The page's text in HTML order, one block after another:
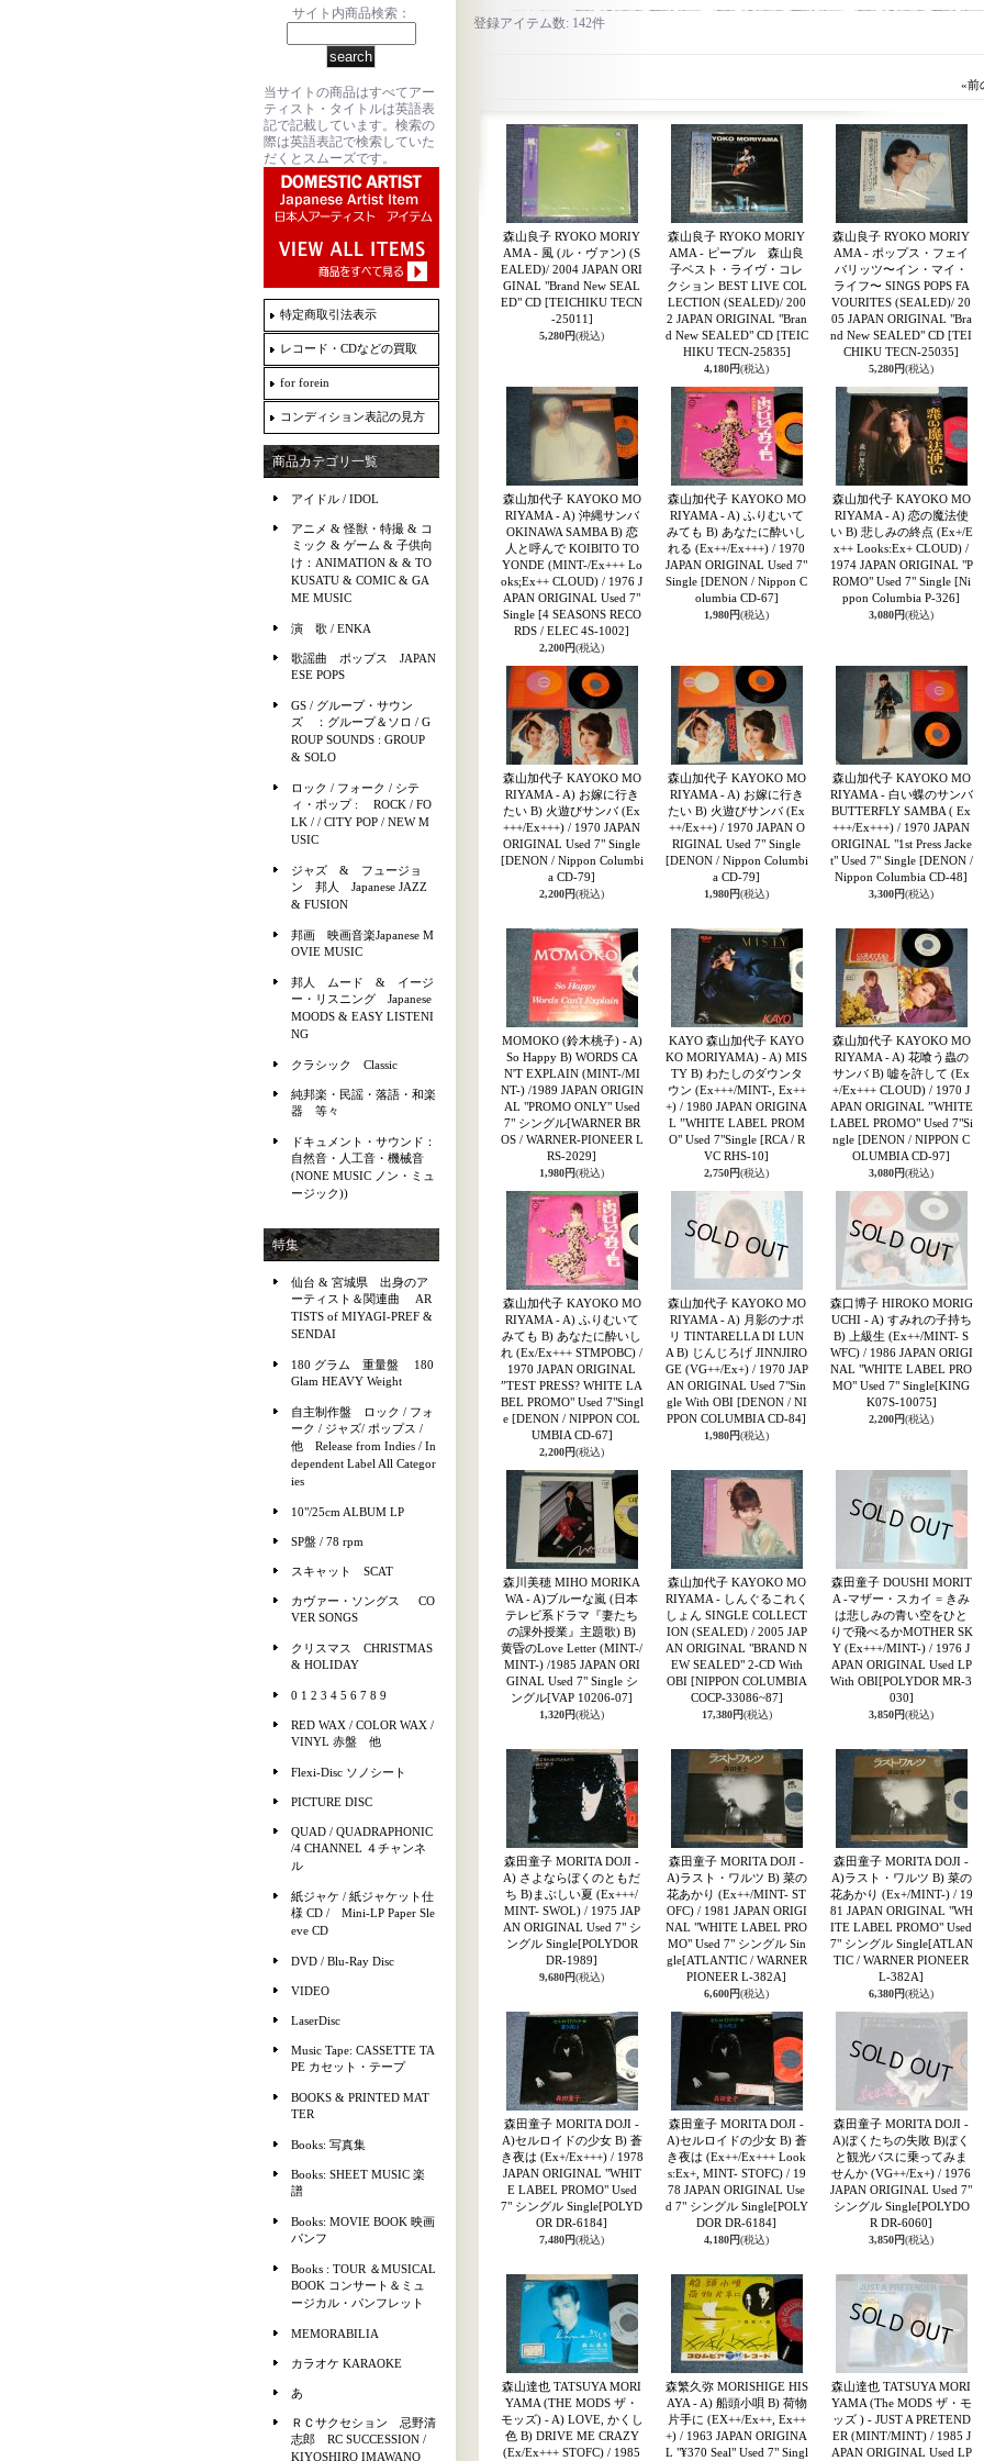
サイト内商品検索：
当サイトの商品はすべてアー
ティスト・タイトルは英語表
記で記載しています。検索の
際は英語表記で検索していた
だくとスムーズです。
特定商取引法表示
レコード・CDなどの買取
for forein
コンディション表記の見方
商品カテゴリ一覧
アイドル / IDOL
アニメ & 怪獣・特撮 & コ
ミック & ゲーム & 子供向
け：ANIMATION & & TO
KUSATU & COMIC & GA
ME MUSIC
演 歌 / ENKA
歌謡曲 ポップス JAPAN
ESE POPS
GS / グループ・サウン
ズ ：グループ＆ソロ / G
ROUP SOUNDS : GROUP
& SOLO
ロック / フォーク / シテ
ィ・ポップ : ROCK / FO
LK / / CITY POP / NEW M
USIC
ジャズ & フュージョ
ン 邦人 Japanese JAZZ
& FUSION
邦画 映画音楽Japanese M
OVIE MUSIC
邦人 ムード & イージ
ー・リスニング Japanese
MOODS & EASY LISTENI
NG
クラシック Classic
純邦楽・民謡・落語・和楽
器 等々
ドキュメント・サウンド：
自然音・人工音・機械音
(NONE MUSIC ノン・ミュ
ージック))
特集
仙台 & 宮城県 出身のア
ーティスト＆関連曲 AR
TISTS of MIYAGI-PREF &
SENDAI
180 グラム 重量盤 180
Glam HEAVY Weight
自主制作盤 ロック / フォ
ーク / ジャズ/ ポップス /
他 Release from Indies / In
dependent Label All Categor
ies
10"/25cm ALBUM LP
SP盤 / 78 rpm
スキャット SCAT
カヴァー・ソングス CO
VER SONGS
クリスマス CHRISTMAS
& HOLIDAY
0 1 2 3 4 5 6 7 8 9
RED WAX / COLOR WAX /
VINYL 赤盤 他
Flexi-Disc ソノシート
PICTURE DISC
QUAD / QUADRAPHONIC
/4 CHANNEL ４チャンネ
ル
紙ジャケ / 紙ジャケット仕
様 CD / Mini-LP Paper Sle
eve CD
DVD / Blu-Ray Disc
VIDEO
LaserDisc
Music Tape: CASSETTE TA
PE カセット・テープ
BOOKS & PRINTED MAT
TER
Books: 写真集
Books: SHEET MUSIC 楽
譜
Books: MOVIE BOOK 映画
パンフ
Books : TOUR ＆MUSICAL
BOOK コンサート＆ミュ
ージカル・パンフレット
MEMORABILIA
カラオケ KARAOKE
あ
ＲＣサクセション 忌野清
志郎 RC SUCCESSION /
KIYOSHIRO IMAWANO
登録アイテム数:142件
«前
森山良子 RYOKO MORIY
AMA - 風 (ル・ヴァン) (S
EALED)/ 2004 JAPAN ORI
GINAL "Brand New SEAL
ED" CD [TEICHIKU TECN
-25011]
5,280円(税込)
森山良子 RYOKO MORIY
AMA - ピープル 森山良
子ベスト・ライヴ・コレ
クション BEST LIVE COL
LECTION (SEALED)/ 200
2 JAPAN ORIGINAL "Bran
d New SEALED" CD [TEIC
HIKU TECN-25835]
4,180円(税込)
森山良子 RYOKO MORIY
AMA - ポップス・フェイ
バリッツ〜イン・マイ・
ライフ〜 SINGS POPS FA
VOURITES (SEALED)/ 20
05 JAPAN ORIGINAL "Bra
nd New SEALED" CD [TEI
CHIKU TECN-25035]
5,280円(税込)
森山加代子 KAYOKO MO
RIYAMA - A) 沖縄サンバ
OKINAWA SAMBA B) 恋
人と呼んで KOIBITO TO
YONDE (MINT-/Ex+++ Lo
oks;Ex++ CLOUD) / 1976 J
APAN ORIGINAL Used 7"
Single [4 SEASONS RECO
RDS / ELEC 4S-1002]
2,200円(税込)
森山加代子 KAYOKO MO
RIYAMA - A) ふりむいて
みても B) あなたに酔いし
れる (Ex++/Ex+++) / 1970
JAPAN ORIGINAL Used 7"
Single [DENON / Nippon C
olumbia CD-67]
1,980円(税込)
森山加代子 KAYOKO MO
RIYAMA - A) 恋の魔法使
い B) 悲しみの終点 (Ex+/E
x++ Looks:Ex+ CLOUD) /
1974 JAPAN ORIGINAL "P
ROMO" Used 7" Single [Ni
ppon Columbia P-326]
3,080円(税込)
森山加代子 KAYOKO MO
RIYAMA - A) お嫁に行き
たい B) 火遊びサンバ (Ex
+++/Ex+++) / 1970 JAPAN
ORIGINAL Used 7" Single
[DENON / Nippon Columbi
a CD-79]
2,200円(税込)
森山加代子 KAYOKO MO
RIYAMA - A) お嫁に行き
たい B) 火遊びサンバ (Ex
++/Ex++) / 1970 JAPAN O
RIGINAL Used 7" Single
[DENON / Nippon Columbi
a CD-79]
1,980円(税込)
森山加代子 KAYOKO MO
RIYAMA - 白い蝶のサンバ
BUTTERFLY SAMBA ( Ex
+++/Ex+++) / 1970 JAPAN
ORIGINAL "1st Press Jacke
t" Used 7" Single [DENON /
Nippon Columbia CD-48]
3,300円(税込)
MOMOKO (鈴木桃子) - A)
So Happy B) WORDS CA
N'T EXPLAIN (MINT-/MI
NT-) /1989 JAPAN ORIGIN
AL "PROMO ONLY" Used
7" シングル[WARNER BR
OS / WARNER-PIONEER L
RS-2029]
1,980円(税込)
KAYO 森山加代子 KAYO
KO MORIYAMA) - A) MIS
TY B) わたしのダウンタ
ウン (Ex+++/MINT-, Ex++
+) / 1980 JAPAN ORIGINA
L ”WHITE LABEL PROM
O" Used 7"Single [RCA / R
VC RHS-10]
2,750円(税込)
森山加代子 KAYOKO MO
RIYAMA - A) 花喰う蟲の
サンバ B) 嘘を許して (Ex
+/Ex+++ CLOUD) / 1970 J
APAN ORIGINAL ”WHITE
LABEL PROMO" Used 7"Si
ngle [DENON / NIPPON C
OLUMBIA CD-97]
3,080円(税込)
森山加代子 KAYOKO MO
RIYAMA - A) ふりむいて
みても B) あなたに酔いし
れ (Ex/Ex+++ STMPOBC) /
1970 JAPAN ORIGINAL
”TEST PRESS? WHITE LA
BEL PROMO" Used 7"Singl
e [DENON / NIPPON COL
UMBIA CD-67]
2,200円(税込)
森山加代子 KAYOKO MO
RIYAMA - A) 月影のナポ
リ TINTARELLA DI LUN
A B) じんじろげ JINNJIRO
GE (VG++/Ex+) / 1970 JAP
AN ORIGINAL Used 7"Sin
gle With OBI [DENON / NI
PPON COLUMBIA CD-84]
1,980円(税込)
森口博子 HIROKO MORIG
UCHI - A) すみれの子持ち
B) 上級生 (Ex++/MINT- S
WFC) / 1986 JAPAN ORIGI
NAL "WHITE LABEL PRO
MO" Used 7" Single[KING
K07S-10075]
2,200円(税込)
森川美穂 MIHO MORIKA
WA - A)ブルーな嵐 (日本
テレビ系ドラマ『妻たち
の課外授業』主題歌) B)
黄昏のLove Letter (MINT-/
MINT-) /1985 JAPAN ORI
GINAL Used 7" Single シ
ングル[VAP 10206-07]
1,320円(税込)
森山加代子 KAYOKO MO
RIYAMA - しんぐるこれく
しょん SINGLE COLLECT
ION (SEALED) / 2005 JAP
AN ORIGINAL "BRAND N
EW SEALED" 2-CD With
OBI [NIPPON COLUMBIA
COCP-33086~87]
17,380円(税込)
森田童子 DOUSHI MORIT
A -マザー・スカイ = きみ
は悲しみの青い空をひと
りで飛べるかMOTHER SK
Y (Ex+++/MINT-) / 1976 J
APAN ORIGINAL Used LP
With OBI[POLYDOR MR-3
030]
3,850円(税込)
森田童子 MORITA DOJI -
A) さよならぼくのともだ
ち B)まぶしい夏 (Ex+++/
MINT- SWOL) / 1975 JAP
AN ORIGINAL Used 7" シ
ングル Single[POLYDOR
DR-1989]
9,680円(税込)
森田童子 MORITA DOJI -
A)ラスト・ワルツ B) 菜の
花あかり (Ex++/MINT- ST
OFC) / 1981 JAPAN ORIGI
NAL "WHITE LABEL PRO
MO" Used 7" シングル Sin
gle[ATLANTIC / WARNER
PIONEER L-382A]
6,600円(税込)
森田童子 MORITA DOJI -
A)ラスト・ワルツ B) 菜の
花あかり (Ex+/MINT-) / 19
81 JAPAN ORIGINAL "WH
ITE LABEL PROMO" Used
7" シングル Single[ATLAN
TIC / WARNER PIONEER
L-382A]
6,380円(税込)
森田童子 MORITA DOJI -
A)セルロイドの少女 B) 蒼
き夜は (Ex+/Ex+++) / 1978
JAPAN ORIGINAL "WHIT
E LABEL PROMO" Used
7" シングル Single[POLYD
OR DR-6184]
7,480円(税込)
森田童子 MORITA DOJI -
A)セルロイドの少女 B) 蒼
き夜は (Ex++/Ex+++ Look
s:Ex+, MINT- STOFC) / 19
78 JAPAN ORIGINAL Use
d 7" シングル Single[POLY
DOR DR-6184]
4,180円(税込)
森田童子 MORITA DOJI -
A)ぼくたちの失敗 B)ぼく
と観光バスに乗ってみま
せんか (VG++/Ex+) / 1976
JAPAN ORIGINAL Used 7"
シングル Single[POLYDO
R DR-6060]
3,850円(税込)
森山達也 TATSUYA MORI
YAMA (THE MODS ザ・
モッズ) - A) LOVE, かくし
色 B) DRIVE ME CRAZY
(Ex/Ex+++ STOFC) / 1985
森繁久弥 MORISHIGE HIS
AYA - A) 船頭小唄 B) 荷物
片手に (EX++/Ex++, Ex++
+) / 1963 JAPAN ORIGINA
L "¥370 Seal" Used 7" Singl
森山達也 TATSUYA MORI
YAMA (The MODS ザ・モ
ッズ ) - JUST A PRETEND
ER (MINT/MINT) / 1985 J
APAN ORIGINAL Used LP